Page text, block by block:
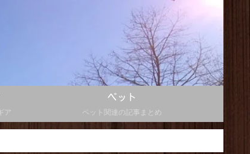
ア
ペット
ペット関連の記事まとめ